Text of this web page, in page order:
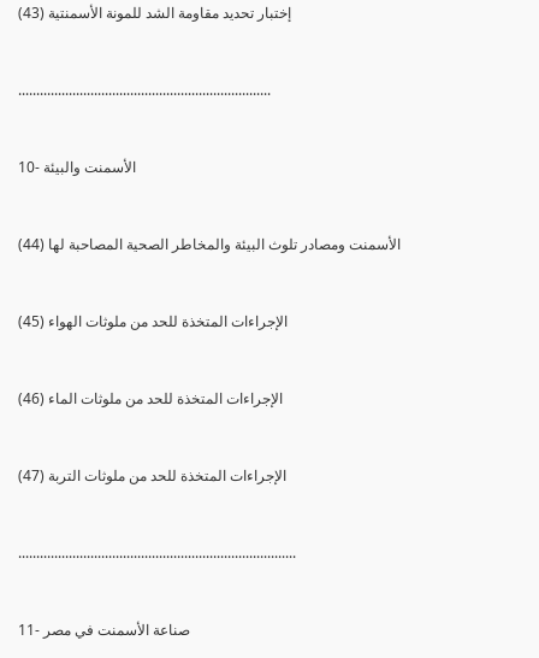
(43) إختبار تحديد مقاومة الشد للمونة الأسمنتية
......................................................................
10- الأسمنت والبيئة
(44) الأسمنت ومصادر تلوث البيئة والمخاطر الصحية المصاحبة لها
(45) الإجراءات المتخذة للحد من ملوثات الهواء
(46) الإجراءات المتخذة للحد من ملوثات الماء
(47) الإجراءات المتخذة للحد من ملوثات التربة
.............................................................................
11- صناعة الأسمنت في مصر